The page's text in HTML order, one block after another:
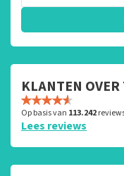
KLANTEN
Op basis van 113.242
Lees reviews